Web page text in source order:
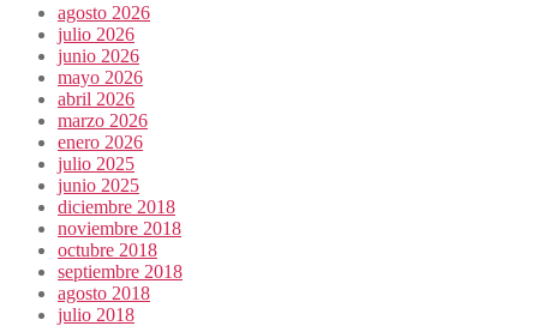
agosto 2026
julio 2026
junio 2026
mayo 2026
abril 2026
marzo 2026
enero 2026
julio 2025
junio 2025
diciembre 2018
noviembre 2018
octubre 2018
septiembre 2018
agosto 2018
julio 2018